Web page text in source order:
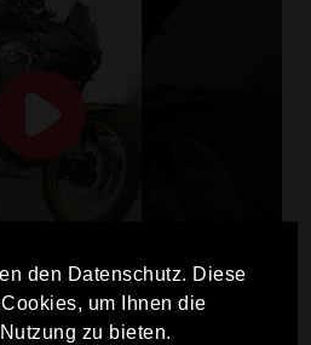
den Datenschutz. Diese
um Ihnen die
zu bieten.